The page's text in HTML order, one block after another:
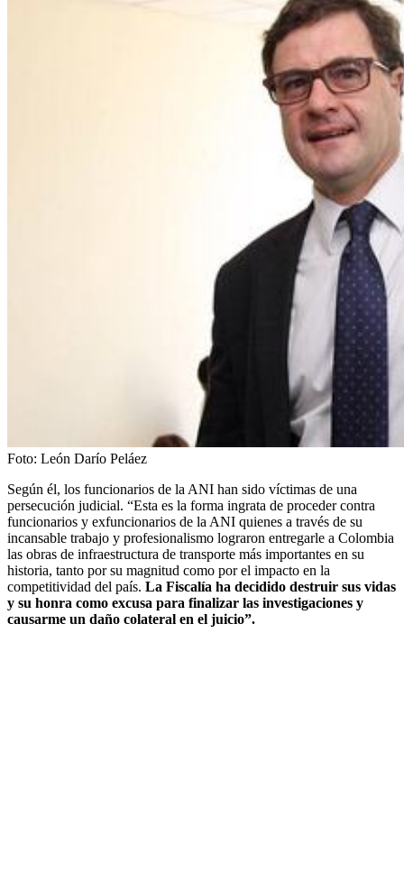
Foto: León Darío Peláez
Según él, los funcionarios de la ANI han sido víctimas de una
persecución judicial. “Esta es la forma ingrata de proceder contra
funcionarios y exfuncionarios de la ANI quienes a través de su
incansable trabajo y profesionalismo lograron entregarle a Colombia
las obras de infraestructura de transporte más importantes en su
historia, tanto por su magnitud como por el impacto en la
competitividad del país. La Fiscalía ha decidido destruir sus vidas
y su honra como excusa para finalizar las investigaciones y
causarme un daño colateral en el juicio”.